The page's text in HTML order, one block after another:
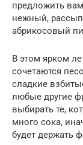
предложить
нежный,
абрикосовый
В этом ярком
сочетаются
сладкие
любые другие
выбирать те,
много сока,
будет держать